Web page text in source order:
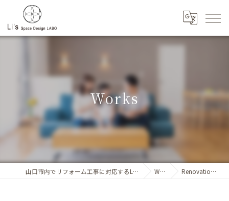
Works
山口市内でリフォーム工事に対応するLi`s SpaceDesignLABO Works Renovation -古民家